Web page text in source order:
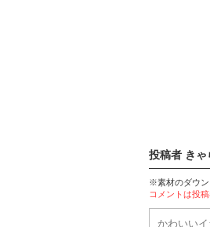
投稿者 きゃ
※素材のダウン
コメントは投